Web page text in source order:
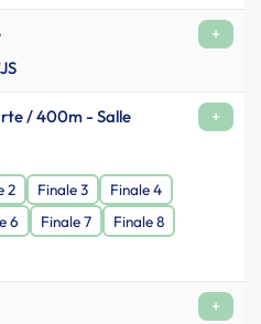
+
/ 400m - Salle
+
2 Finale 3
Finale 4
6 Finale 7
Finale 8
+